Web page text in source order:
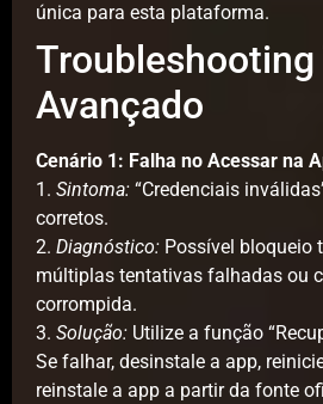
única para esta plataforma.
Avançado
Cenário 1: Falha no Acessar na
1. Sintoma: “Credenciais
corretos.
2. Diagnóstico: Possível bloqueio
múltiplas tentativas falhadas ou
corrompida.
3. Solução: Utilize a função
Se falhar, desinstale a app,
reinstale a app a partir da fonte